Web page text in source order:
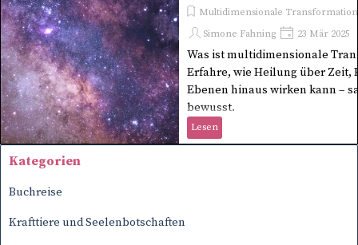
Multidimensionale Transformation
Simone Fahning
23 Mär 2025
Was ist multidimensionale
Erfahre, wie Heilung über Zeit,
Ebenen hinaus wirken kann –
bewusst.
Lesen
Block überspringen Kategorien
Kategorien
Buchreise
Krafttiere und Seelenbotschaften